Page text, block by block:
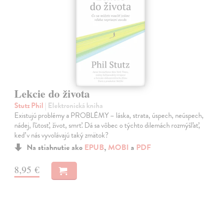
Lekcie do života
Stutz Phil | Elektronická kniha
Existujú problémy a PROBLÉMY – láska, strata, úspech, neúspech,
nádej, ľútosť, život, smrť. Dá sa vôbec o týchto dilemách rozmýšľať,
keď v nás vyvolávajú taký zmätok?
Na stiahnutie ako EPUB, MOBI a PDF
8,95 €